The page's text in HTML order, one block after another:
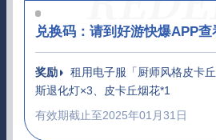
兑换码： 请到好游快爆APP查
奖励
租用电子服「厨师风格皮卡
斯退化灯×3、皮卡丘烟花*1
有效期截止至2025年01月31日